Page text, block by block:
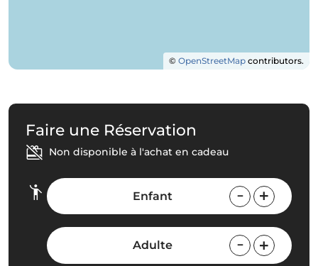
© OpenStreetMap contributors.
Faire une Réservation
Non disponible à l'achat en cadeau
Enfant
Adulte